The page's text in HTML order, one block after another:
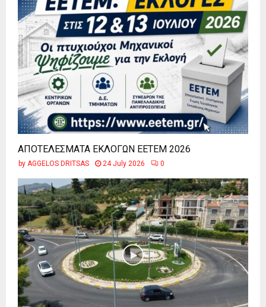
ΑΠΟΤΕΛΕΣΜΑΤΑ ΕΚΛΟΓΩΝ ΕΕΤΕΜ 2026
by AGGELOS DRITSAS 24 July 2026 0